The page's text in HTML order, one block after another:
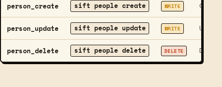
person_create sift people create WRITE Create
person_update sift people update WRITE Update
person_delete sift people delete DELETE Delete